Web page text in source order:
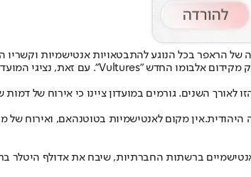
הראפר בכל הנוגע להתבטאויות אנטישמיות וקשריו
השנים. גורמים במועדון ציינו כי אירוח של
היהודית.אין מקום לאנטישמיות בטוטנהאם, ואירוח של